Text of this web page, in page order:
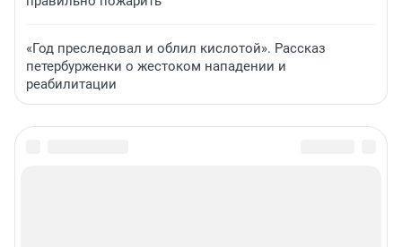
«Год преследовал и облил кислотой». Рассказ
петербурженки о жестоком нападении и
реабилитации